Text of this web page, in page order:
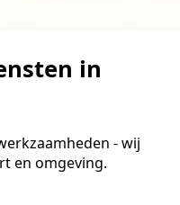
in
- wij
en omgeving.